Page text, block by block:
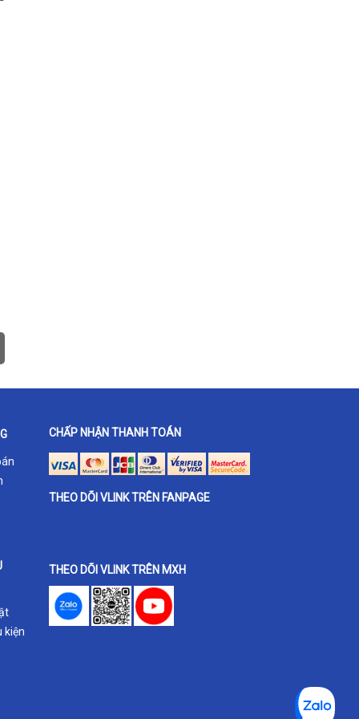
kiện
CHẤP NHẬN THANH TOÁN
THEO DÕI VLINK TRÊN FANPAGE
THEO DÕI VLINK TRÊN MXH